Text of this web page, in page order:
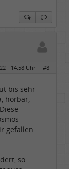
- 14:58 Uhr · #8
bis sehr
hörbar,
gefallen
so